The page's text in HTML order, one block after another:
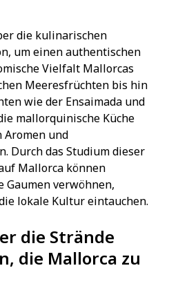
die kulinarischen
um einen authentischen
Vielfalt Mallorcas
Meeresfrüchten bis hin
wie der Ensaimada und
mallorquinische Küche
Aromen und
Durch das Studium dieser
Mallorca können
Gaumen verwöhnen,
lokale Kultur eintauchen.
die Strände
die Mallorca zu